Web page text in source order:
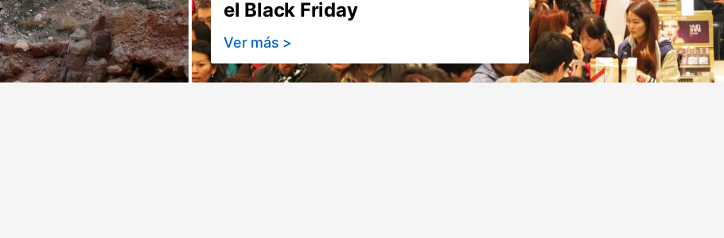
el Black Friday
Ver más >